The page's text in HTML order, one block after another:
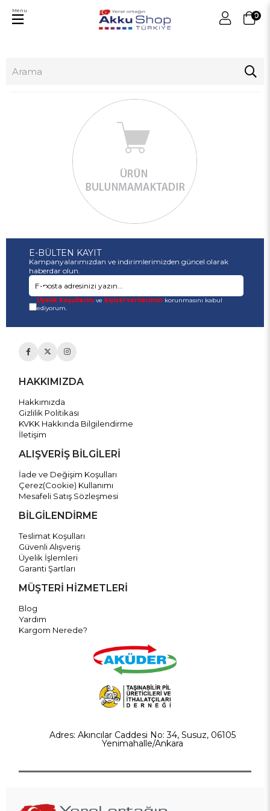
0
Menu
E-BÜLTEN KAYIT
Kampanyalarımızdan ve indirimlerimizden güncel olarak
haberdar olun.
Üyelik koşullarınıve kişisel verileriminkorunmasını kabul
ediyorum.
HAKKIMIZDA
Hakkımızda
Gizlilik Politikası
KVKK Hakkında Bilgilendirme
İletişim
ALIŞVERİŞ BİLGİLERİ
İade ve Değişim Koşulları
Çerez(Cookie) Kullanımı
Mesafeli Satış Sözleşmesi
BİLGİLENDİRME
Teslimat Koşulları
Güvenli Alışveriş
Üyelik İşlemleri
Garanti Şartları
MÜŞTERİ HİZMETLERİ
Blog
Yardım
Kargom Nerede?
Adres: Akıncılar Caddesi No: 34, Susuz, 06105
Yenimahalle/Ankara